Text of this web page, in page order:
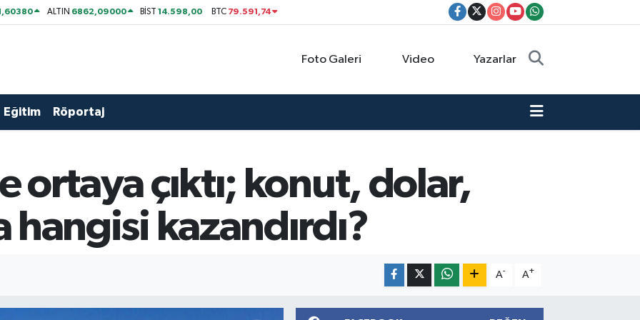
ALTIN 6862,09000 BİST14.598,00 BTC 79.591,74
Foto Galeri Video Yazarlar
Eğitim Röportaj
ortaya çıktı; konut, dolar,
hangisi kazandırdı?
A- A+